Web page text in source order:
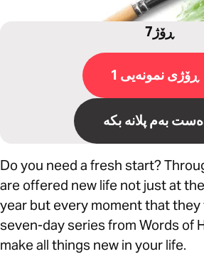
7ڕۆژ
ڕۆژی نمونەیی 1
بەم پلانە بکە
Do you need a fresh start?
are offered new life not just at
year but every moment that they
seven-day series from Words of
make all things new in your life.